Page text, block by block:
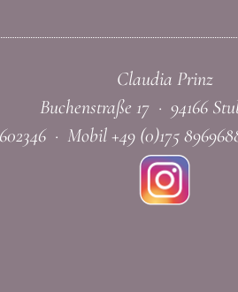
Claudia Prinz
Buchenstraße 17 · 94166
· Mobil +49 (0)175